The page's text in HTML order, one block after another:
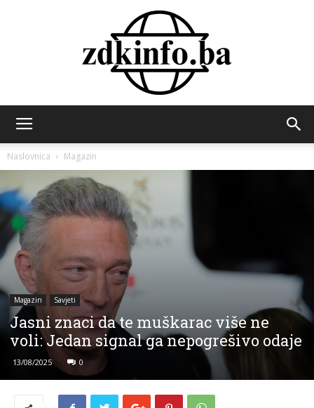
Naslovnica Magazin
Magazin Savjeti
Jasni znaci da te muškarac više ne
voli: Jedan signal ga nepogrešivo odaje
13/08/2025 0